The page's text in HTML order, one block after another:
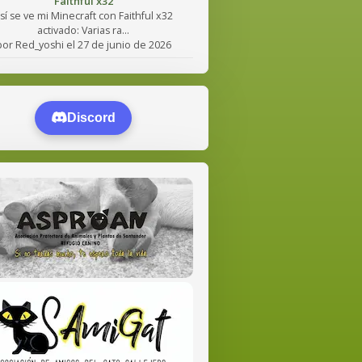
se ve mi Minecraft con Faithful x32
activado: Varias ra...
Red_yoshi el 27 de junio de 2026
Discord